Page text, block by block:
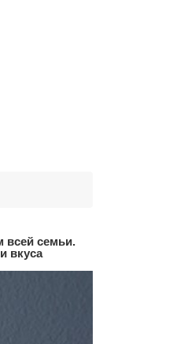
всей семьи.
вкуса